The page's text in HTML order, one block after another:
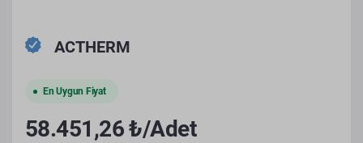
ACTHERM
En Uygun Fiyat
58.451,26 ₺/Adet